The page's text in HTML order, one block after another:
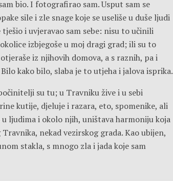
bio. I fotografirao sam. Usput sam se
sile i zle snage koje se useliše u duše ljudi
i uvjeravao sam sebe: nisu to učinili
izbjegoše u moj dragi grad; ili su to
iz njihovih domova, a s raznih, pa i
kako bilo, slaba je to utjeha i jalova isprika.
su tu; u Travniku žive i u sebi
kutije, djeluje i razara, eto, spomenike, ali
ljudima i okolo njih, uništava harmoniju koja
nekad vezirskog grada. Kao ubijen,
stakla, s mnogo zla i jada koje sam